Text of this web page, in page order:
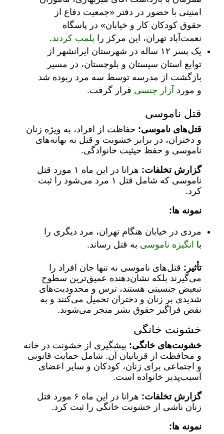
امنیتی با حضور در دفتر «جمعیت دفاع از
حقوق کودکان کار و خیابان» در پاسگاه
نعمت‌آباد تهران، این مرکز را پلمب کردند.
یک پسر ۱۲ ساله در شهرستان ایرانشهر از
توابع استان سیستان‌ و بلوچستان، در مسیر
بازگشت از مدرسه توسط سه مرد ربوده شد
و مورد آزار جنسی قرار گرفت.
قتل ناموسی
قتل‌های ناموسی: حفاظت از افراد، به ویژه زنان
و دختران، در برابر خشونت و قتل به بهانه‌های
ناموسی و حفظ حیثیت خانوادگی.
گزارش تخلفات:
هرانا در این ماه ۱ مورد قتل
ناموسی که شامل قتل ۱ مرد می‌شود را ثبت
کرد.
نمونه ها:
مردی در خیابان هنگام تهران، مرد دیگری را
با انگیزه ناموسی به قتل رساند.
تأثیر: قتل‌های ناموسی نه تنها جان افراد را
می‌گیرند بلکه نشان‌دهنده عمیق‌ترین سطوح
تبعیض جنسیتی هستند، ترس و محدودیت‌های
شدیدی بر زنان و دختران تحمیل می‌کنند و به
نقض فراگیر حقوق بشر منجر می‌شوند.
خشونت خانگی
خشونت‌های خانگی: پیشگیری از خشونت در خانه
و محافظت از قربانیان آن. شامل حمایت قانونی
و اجتماعی برای زنان، کودکان و سایر اعضای
آسیب‌پذیر خانواده است.
گزارش تخلفات:
هرانا در این ماه ۶ مورد قتل
زنان ناشی از خشونت خانگی را ثبت کرد.
نمونه ها: